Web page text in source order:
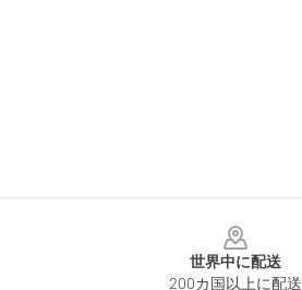
世界中に配送
200カ国以上に配送